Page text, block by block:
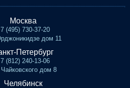
Москва
(495) 730-37-20
дом 11
Петербург
(812) 240-13-06
дом 8
Челябинск